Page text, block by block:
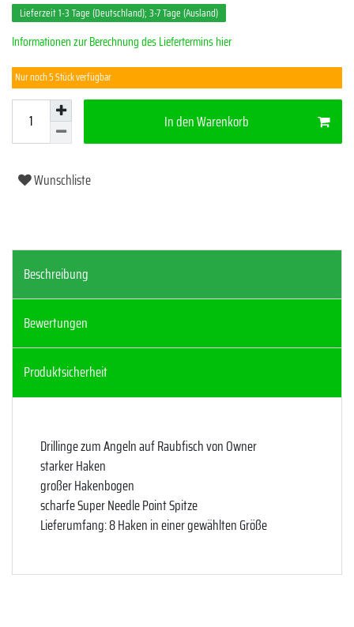
Lieferzeit 1-3 Tage (Deutschland); 3-7 Tage (Ausland)
Informationen zur Berechnung des Liefertermins hier
Nur noch 5 Stück verfügbar
In den Warenkorb
Wunschliste
Beschreibung
Bewertungen
Produktsicherheit
Drillinge zum Angeln auf Raubfisch von Owner
starker Haken
großer Hakenbogen
scharfe Super Needle Point Spitze
Lieferumfang: 8 Haken in einer gewählten Größe